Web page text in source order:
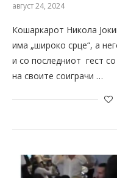
август 24, 2024
Кошаркарот Никола
има „широко срце“, а
и со последниот гест
на своите соиграчи …